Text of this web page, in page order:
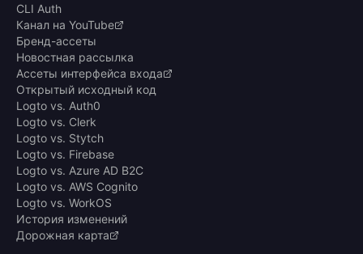
CLI Auth
Канал на YouTube
Бренд-ассеты
Новостная рассылка
Ассеты интерфейса входа
Открытый исходный код
Logto vs. Auth0
Logto vs. Clerk
Logto vs. Stytch
Logto vs. Firebase
Logto vs. Azure AD B2C
Logto vs. AWS Cognito
Logto vs. WorkOS
История изменений
Дорожная карта